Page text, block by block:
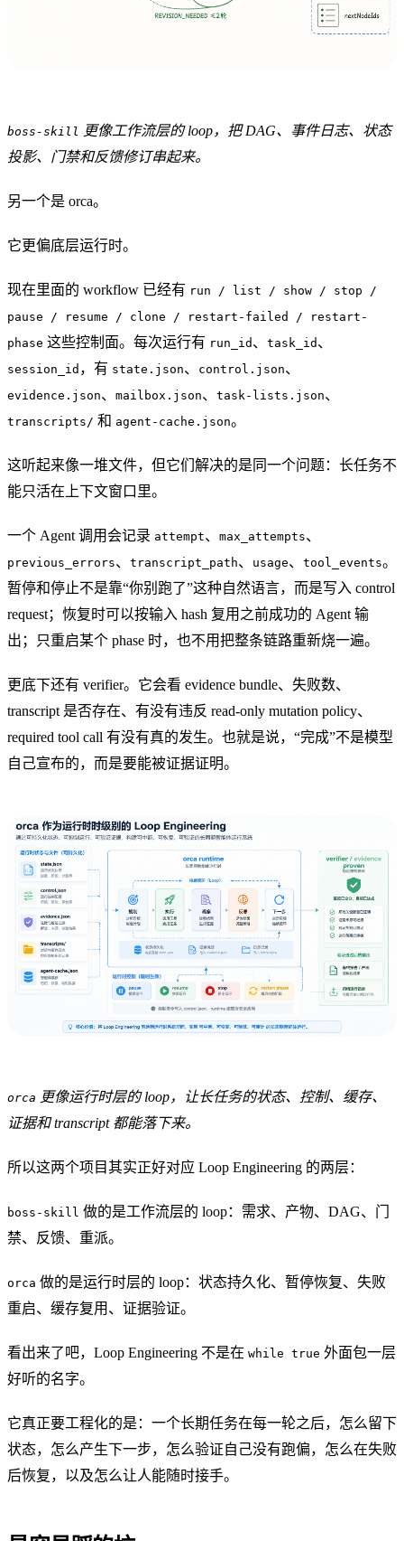
boss-skill 更像工作流层的 loop，把 DAG、事件日志、状态
投影、门禁和反馈修订串起来。
另一个是 orca。
它更偏底层运行时。
现在里面的 workflow 已经有 run / list / show / stop /
pause / resume / clone / restart-failed / restart-
phase 这些控制面。每次运行有 run_id 、 task_id 、
session_id ，有 state.json、 control.json、
evidence.json、 mailbox.json、 task-lists.json、
transcripts/ 和 agent-cache.json。
这听起来像一堆文件，但它们解决的是同一个问题：长任务不
能只活在上下文窗口里。
一个 Agent 调用会记录 attempt、 max_attempts、
previous_errors、 transcript_path、 usage、 tool_events。
暂停和停止不是靠“你别跑了”这种自然语言，而是写入 control
request；恢复时可以按输入 hash 复用之前成功的 Agent 输
出；只重启某个 phase 时，也不用把整条链路重新烧一遍。
更底下还有 verifier。它会看 evidence bundle、失败数、
transcript 是否存在、有没有违反 read-only mutation policy、
required tool call 有没有真的发生。也就是说，“完成”不是模型
自己宣布的，而是要能被证据证明。
orca 更像运行时层的 loop，让长任务的状态、控制、缓存、
证据和 transcript 都能落下来。
所以这两个项目其实正好对应 Loop Engineering 的两层：
boss-skill 做的是工作流层的 loop：需求、产物、DAG、门
禁、反馈、重派。
orca 做的是运行时层的 loop：状态持久化、暂停恢复、失败
重启、缓存复用、证据验证。
看出来了吧，Loop Engineering 不是在 while true 外面包一层
好听的名字。
它真正要工程化的是：一个长期任务在每一轮之后，怎么留下
状态，怎么产生下一步，怎么验证自己没有跑偏，怎么在失败
后恢复，以及怎么让人能随时接手。